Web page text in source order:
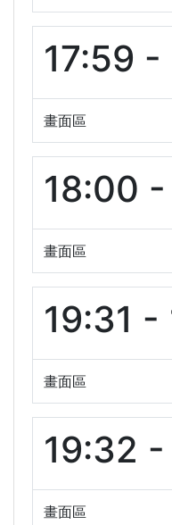
17:59 -
畫面區
18:00
畫面區
19:31 -
畫面區
19:32
畫面區